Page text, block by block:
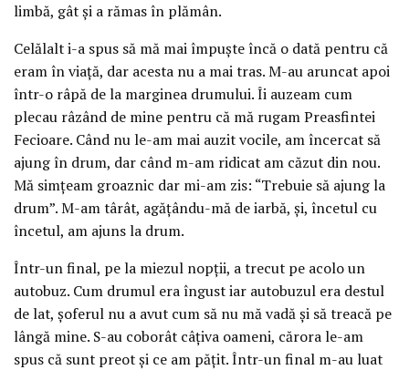
limbă, gât şi a rămas în plămân.
Celălalt i-a spus să mă mai împuşte încă o dată pentru că
eram în viaţă, dar acesta nu a mai tras. M-au aruncat apoi
într-o râpă de la marginea drumului. Îi auzeam cum
plecau râzând de mine pentru că mă rugam Preasfintei
Fecioare. Când nu le-am mai auzit vocile, am încercat să
ajung în drum, dar când m-am ridicat am căzut din nou.
Mă simţeam groaznic dar mi-am zis: “Trebuie să ajung la
drum”. M-am târât, agăţându-mă de iarbă, şi, încetul cu
încetul, am ajuns la drum.
Într-un final, pe la miezul nopţii, a trecut pe acolo un
autobuz. Cum drumul era îngust iar autobuzul era destul
de lat, şoferul nu a avut cum să nu mă vadă şi să treacă pe
lângă mine. S-au coborât câţiva oameni, cărora le-am
spus că sunt preot şi ce am păţit. Într-un final m-au luat